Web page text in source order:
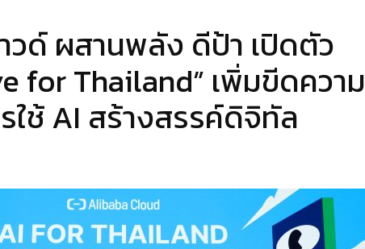
วด์ ผสานพลัง ดีป้า เปิดตัว
for Thailand” เพิ่มขีดความ
ใช้ AI สร้างสรรค์ดิจิทัล